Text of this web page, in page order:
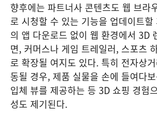
향후에는 파트너사 콘텐츠도 웹 브라
로 시청할 수 있는 기능을 업데이트
의 앱 다운로드 없이 웹 환경에서 3D
면, 커머스나 게임 트레일러, 스포츠
로 확장될 여지도 있다. 특히 전자상
동될 경우, 제품 실물을 손에 들여다
입체 뷰를 제공하는 등 3D 쇼핑 경험
성도 제기된다.